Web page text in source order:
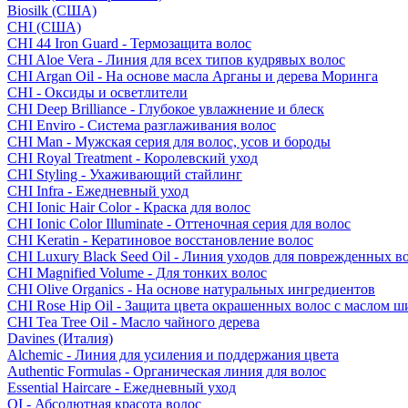
Biosilk (США)
CHI (США)
CHI 44 Iron Guard - Термозащита волос
CHI Aloe Vera - Линия для всех типов кудрявых волос
CHI Argan Oil - На основе масла Арганы и дерева Моринга
CHI - Оксиды и осветлители
CHI Deep Brilliance - Глубокое увлажнение и блеск
CHI Enviro - Система разглаживания волос
CHI Man - Мужская серия для волос, усов и бороды
CHI Royal Treatment - Королевский уход
CHI Styling - Ухаживающий стайлинг
CHI Infra - Ежедневный уход
CHI Ionic Hair Color - Краска для волос
CHI Ionic Color Illuminate - Оттеночная серия для волос
CHI Keratin - Кератиновое восстановление волос
CHI Luxury Black Seed Oil - Линия уходов для поврежденных
CHI Magnified Volume - Для тонких волос
CHI Olive Organics - На основе натуральных ингредиентов
CHI Rose Hip Oil - Защита цвета окрашенных волос с маслом
CHI Tea Tree Oil - Масло чайного дерева
Davines (Италия)
Alchemic - Линия для усиления и поддержания цвета
Authentic Formulas - Органическая линия для волос
Essential Haircare - Eжедневный уход
OI - Абсолютная красота волос